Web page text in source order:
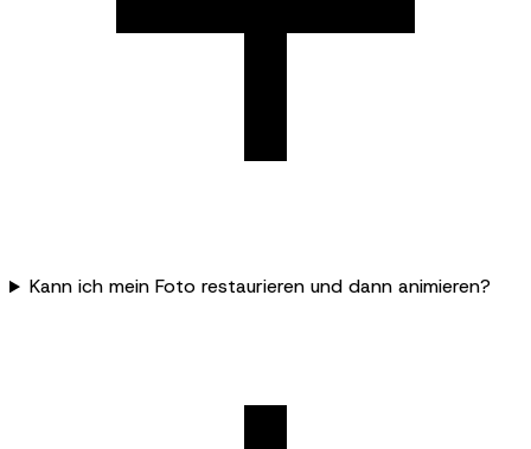
Kann ich mein Foto restaurieren und dann animieren?